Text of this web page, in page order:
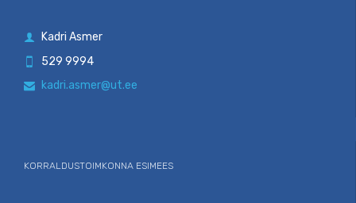
 Kadri Asmer
529 9994
 kadri.asmer@ut.ee
KORRALDUSTOIMKONNA ESIMEES